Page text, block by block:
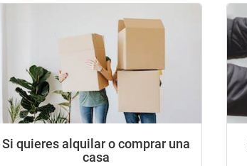
Si quieres alquilar o comprar una
casa